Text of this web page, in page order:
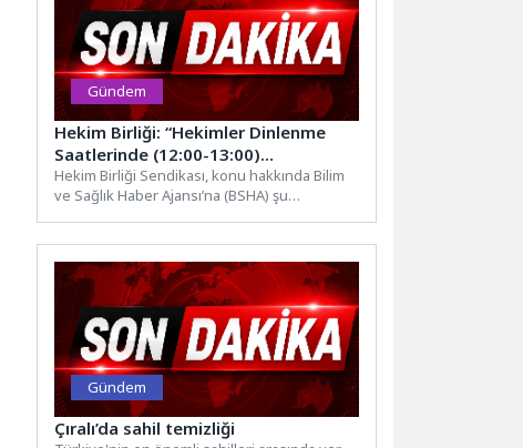
Gündem
Hekim Birliği: “Hekimler Dinlenme
Saatlerinde (12:00-13:00)
Çalıştırılmasın!
Hekim Birliği Sendikası, konu hakkında Bilim
ve Sağlık Haber Ajansı’na (BSHA) şu
Gündem
Çıralı’da sahil temizliği